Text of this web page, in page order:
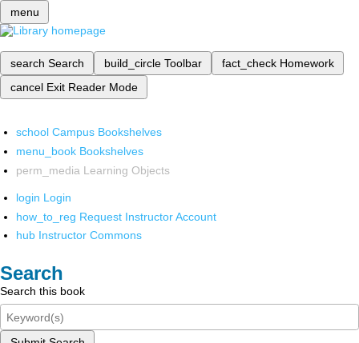
menu
search Search build_circle Toolbar fact_check Homework
cancel Exit Reader Mode
school Campus Bookshelves
menu_book Bookshelves
perm_media Learning Objects
login Login
how_to_reg Request Instructor Account
hub Instructor Commons
Search
Search this book